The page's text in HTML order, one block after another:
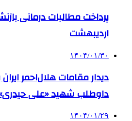
پرداخت مطالبات درمانی
اردیبهشت‌
۱۴۰۴/۰۱/۳۰
دیدار مقامات هلال‌احمر
داوطلب شهید «علی
۱۴۰۴/۰۱/۲۹